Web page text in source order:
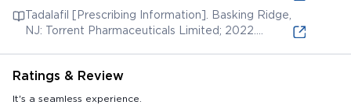
Tadalafil [Prescribing Information]. Basking Ridge,
NJ: Torrent Pharmaceuticals Limited; 2022.
Ratings & Review
It's a seamless experience.